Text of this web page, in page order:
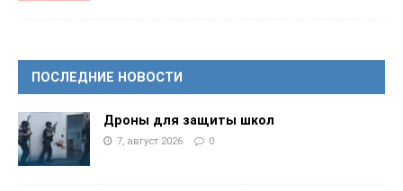
ПОСЛЕДНИЕ НОВОСТИ
Дроны для защиты школ
7, август 2026 0